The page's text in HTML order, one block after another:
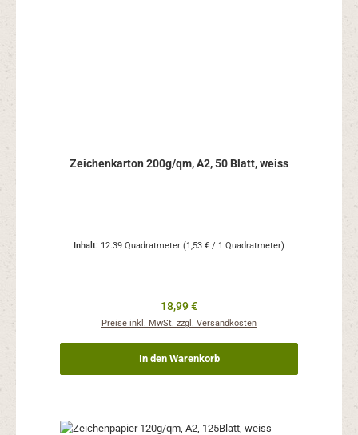
Zeichenkarton 200g/qm, A2, 50 Blatt, weiss
Inhalt: 12.39 Quadratmeter (1,53 € / 1 Quadratmeter)
Regulärer Preis:
18,99 €
Preise inkl. MwSt. zzgl. Versandkosten
In den Warenkorb